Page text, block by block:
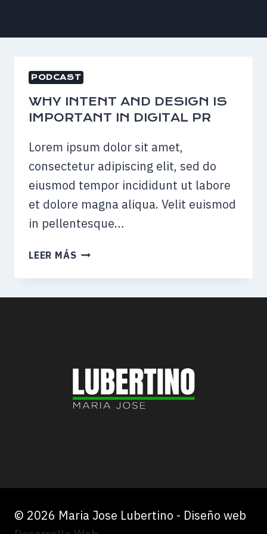
PODCAST
WHY INTENT AND DESIGN IS
IMPORTANT IN DIGITAL PR
Lorem ipsum dolor sit amet,
consectetur adipiscing elit, sed do
eiusmod tempor incididunt ut labore
et dolore magna aliqua. Velit euismod
in pellentesque…
LEER MÁS WHY
AND
DESIGN
PR
© 2026 Maria Jose Lubertino - Diseño web